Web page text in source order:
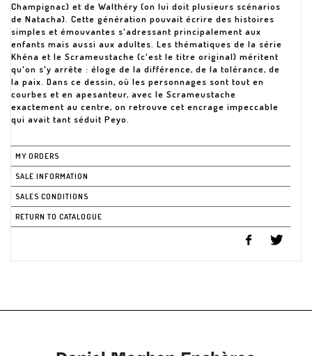
Champignac) et de Walthéry (on lui doit plusieurs scénarios
de Natacha). Cette génération pouvait écrire des histoires
simples et émouvantes s'adressant principalement aux
enfants mais aussi aux adultes. Les thématiques de la série
Khéna et le Scrameustache (c'est le titre original) méritent
qu'on s'y arrête : éloge de la différence, de la tolérance, de
la paix. Dans ce dessin, où les personnages sont tout en
courbes et en apesanteur, avec le Scrameustache
exactement au centre, on retrouve cet encrage impeccable
qui avait tant séduit Peyo.
MY ORDERS
SALE INFORMATION
SALES CONDITIONS
RETURN TO CATALOGUE